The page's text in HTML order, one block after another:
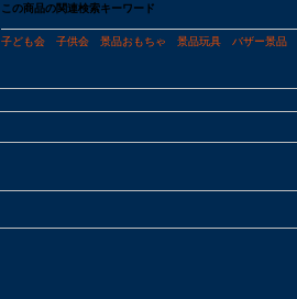
この商品の関連検索キーワード
子ども会 子供会 景品おもちゃ 景品玩具 バザー景品